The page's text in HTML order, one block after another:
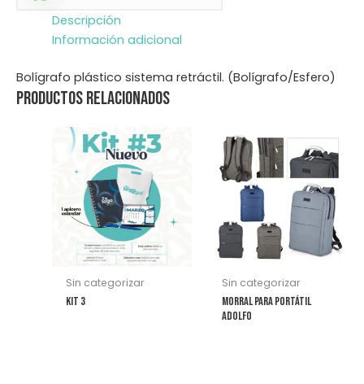
Descripción
Información adicional
Bolígrafo plástico sistema retráctil. (Bolígrafo/Esfero)
Productos relacionados
Sin categorizar
KIT 3
Sin categorizar
Morral Para Portátil
Adolfo
Este
producto
tiene
múltiples
variantes.
Las
opciones
pueden
elegir